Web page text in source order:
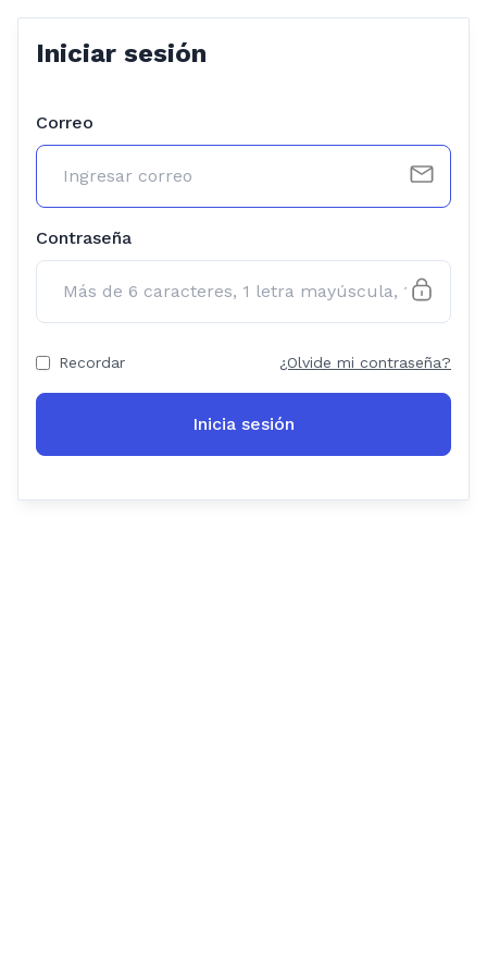
Iniciar sesión
Correo
Contraseña
Recordar ¿Olvide mi contraseña?